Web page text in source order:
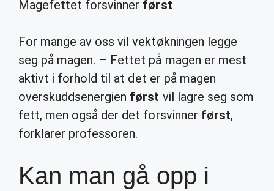
Magefettet forsvinner først
For mange av oss vil vektøkningen legge
seg på magen. – Fettet på magen er mest
aktivt i forhold til at det er på magen
overskuddsenergien først vil lagre seg som
fett, men også der det forsvinner først,
forklarer professoren.
Kan man gå opp i